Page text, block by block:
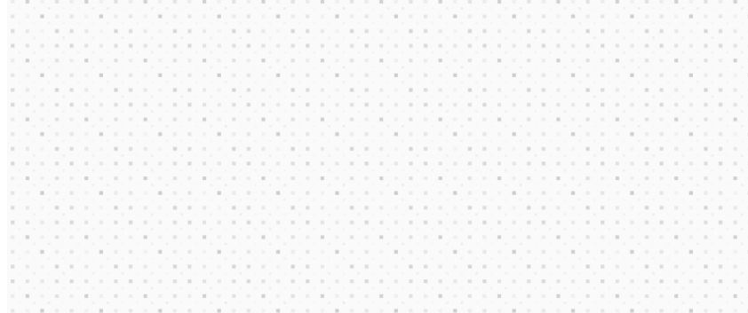
Shopifyの発送と配達設定ガイド｜送料ルール・配送ゾーンと配送業者連携の
ール・配送ゾーンと配送業者連携の違い
h o の 送 と 達 設 ガ イ ｜
shopify